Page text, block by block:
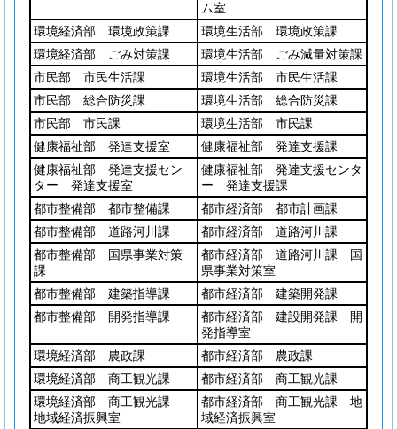
ム室
環境経済部 環境政策課
環境生活部 環境政策課
環境経済部 ごみ対策課
環境生活部 ごみ減量対策課
市民部 市民生活課
環境生活部 市民生活課
市民部 総合防災課
環境生活部 総合防災課
市民部 市民課
環境生活部 市民課
健康福祉部 発達支援室
健康福祉部 発達支援課
健康福祉部 発達支援セン
ター 発達支援室
健康福祉部 発達支援センタ
ー 発達支援課
都市整備部 都市整備課
都市経済部 都市計画課
都市整備部 道路河川課
都市経済部 道路河川課
都市整備部 国県事業対策
課
都市経済部 道路河川課 国
県事業対策室
都市整備部 建築指導課
都市経済部 建築開発課
都市整備部 開発指導課
都市経済部 建設開発課 開
発指導室
環境経済部 農政課
都市経済部 農政課
環境経済部 商工観光課
都市経済部 商工観光課
環境経済部 商工観光課
地域経済振興室
都市経済部 商工観光課 地
域経済振興室